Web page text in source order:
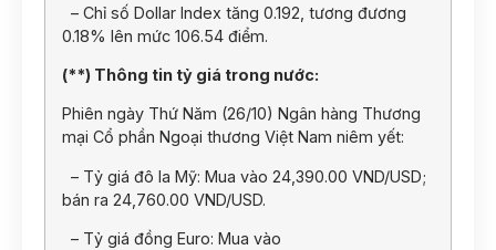
– Chỉ số Dollar Index tăng 0.192, tương đương
0.18% lên mức 106.54 điểm.
(**) Thông tin tỷ giá trong nước:
Phiên ngày Thứ Năm (26/10) Ngân hàng Thương
mại Cổ phần Ngoại thương Việt Nam niêm yết:
– Tỷ giá đô la Mỹ: Mua vào 24,390.00 VND/USD;
bán ra 24,760.00 VND/USD.
– Tỷ giá đồng Euro: Mua vào